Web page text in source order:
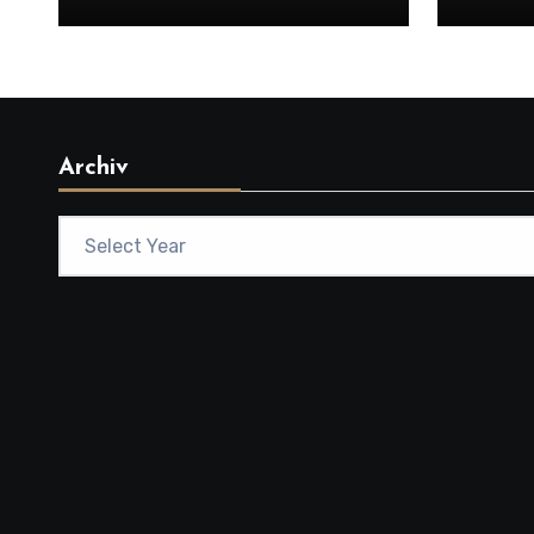
Archiv